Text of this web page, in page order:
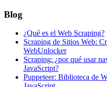
Blog
¿Qué es el Web Scraping?
Scraping de Sitios Web:
WebUnlocker
Scraping: ¿por qué usar
JavaScript?
Puppeteer: Biblioteca de